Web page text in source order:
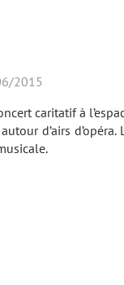
2015
caritatif à
d’airs